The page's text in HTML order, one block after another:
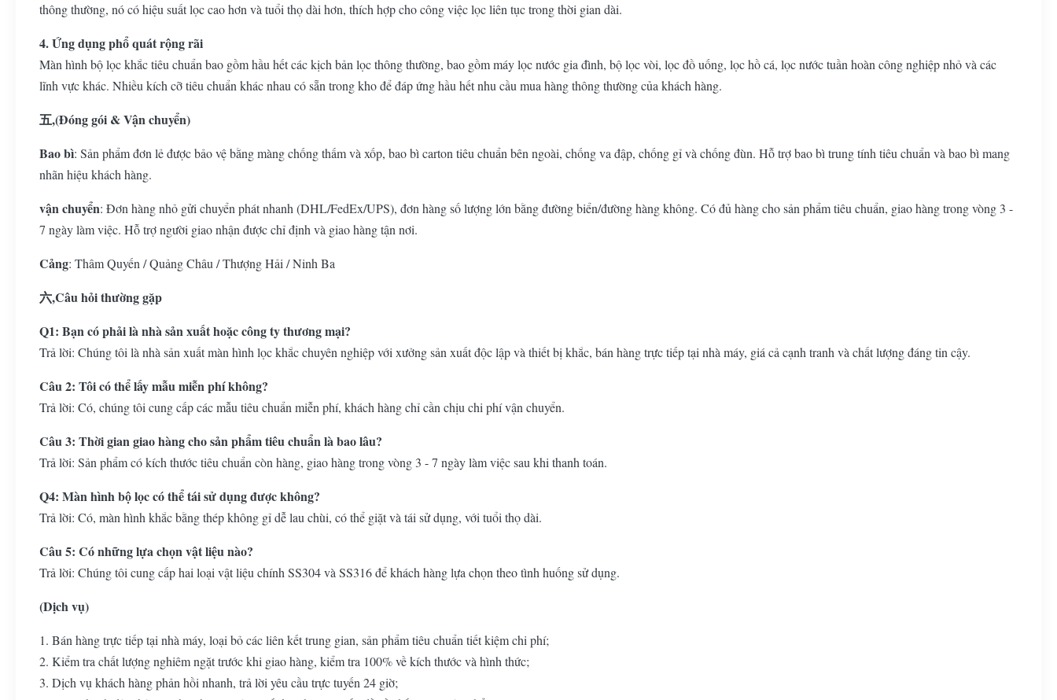
thông thường, nó có hiệu suất lọc cao hơn và tuổi thọ dài hơn, thích hợp cho công việc lọc liên tục trong thời gian dài.
4. Ứng dụng phổ quát rộng rãi
Màn hình bộ lọc khắc tiêu chuẩn bao gồm hầu hết các kịch bản lọc thông thường, bao gồm máy lọc nước gia đình, bộ lọc vòi, lọc đồ uống, lọc hồ cá, lọc nước tuần hoàn công nghiệp nhỏ và các
lĩnh vực khác. Nhiều kích cỡ tiêu chuẩn khác nhau có sẵn trong kho để đáp ứng hầu hết nhu cầu mua hàng thông thường của khách hàng.
五,(Đóng gói & Vận chuyển)
Bao bì: Sản phẩm đơn lẻ được bảo vệ bằng màng chống thấm và xốp, bao bì carton tiêu chuẩn bên ngoài, chống va đập, chống gỉ và chống đùn. Hỗ trợ bao bì trung tính tiêu chuẩn và bao bì mang
nhãn hiệu khách hàng.
vận chuyển: Đơn hàng nhỏ gửi chuyển phát nhanh (DHL/FedEx/UPS), đơn hàng số lượng lớn bằng đường biển/đường hàng không. Có đủ hàng cho sản phẩm tiêu chuẩn, giao hàng trong vòng 3 -
7 ngày làm việc. Hỗ trợ người giao nhận được chỉ định và giao hàng tận nơi.
Cảng: Thâm Quyến / Quảng Châu / Thượng Hải / Ninh Ba
六,Câu hỏi thường gặp
Q1: Bạn có phải là nhà sản xuất hoặc công ty thương mại?
Trả lời: Chúng tôi là nhà sản xuất màn hình lọc khắc chuyên nghiệp với xưởng sản xuất độc lập và thiết bị khắc, bán hàng trực tiếp tại nhà máy, giá cả cạnh tranh và chất lượng đáng tin cậy.
Câu 2: Tôi có thể lấy mẫu miễn phí không?
Trả lời: Có, chúng tôi cung cấp các mẫu tiêu chuẩn miễn phí, khách hàng chỉ cần chịu chi phí vận chuyển.
Câu 3: Thời gian giao hàng cho sản phẩm tiêu chuẩn là bao lâu?
Trả lời: Sản phẩm có kích thước tiêu chuẩn còn hàng, giao hàng trong vòng 3 - 7 ngày làm việc sau khi thanh toán.
Q4: Màn hình bộ lọc có thể tái sử dụng được không?
Trả lời: Có, màn hình khắc bằng thép không gỉ dễ lau chùi, có thể giặt và tái sử dụng, với tuổi thọ dài.
Câu 5: Có những lựa chọn vật liệu nào?
Trả lời: Chúng tôi cung cấp hai loại vật liệu chính SS304 và SS316 để khách hàng lựa chọn theo tình huống sử dụng.
(Dịch vụ)
1. Bán hàng trực tiếp tại nhà máy, loại bỏ các liên kết trung gian, sản phẩm tiêu chuẩn tiết kiệm chi phí;
2. Kiểm tra chất lượng nghiêm ngặt trước khi giao hàng, kiểm tra 100% về kích thước và hình thức;
3. Dịch vụ khách hàng phản hồi nhanh, trả lời yêu cầu trực tuyến 24 giờ;